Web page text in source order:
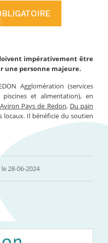
impérativement être
une personne majeure.
Agglomération (services
et alimentation), en
Aviron Pays de Redon, Du pain
locaux. Il bénéficie du soutien
28-06-2024